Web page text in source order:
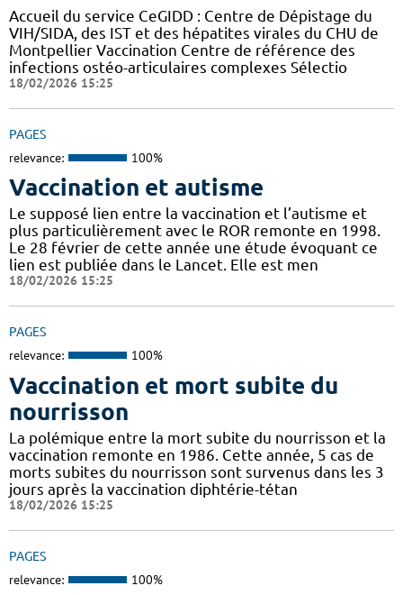
Accueil du service CeGIDD : Centre de Dépistage du
VIH/SIDA, des IST et des hépatites virales du CHU de
Montpellier Vaccination Centre de référence des
infections ostéo-articulaires complexes Sélectio
18/02/2026 15:25
PAGES
relevance: 100%
Vaccination et autisme
Le supposé lien entre la vaccination et l’autisme et
plus particulièrement avec le ROR remonte en 1998.
Le 28 février de cette année une étude évoquant ce
lien est publiée dans le Lancet. Elle est men
18/02/2026 15:25
PAGES
relevance: 100%
Vaccination et mort subite du
nourrisson
La polémique entre la mort subite du nourrisson et la
vaccination remonte en 1986. Cette année, 5 cas de
morts subites du nourrisson sont survenus dans les 3
jours après la vaccination diphtérie-tétan
18/02/2026 15:25
PAGES
relevance: 100%